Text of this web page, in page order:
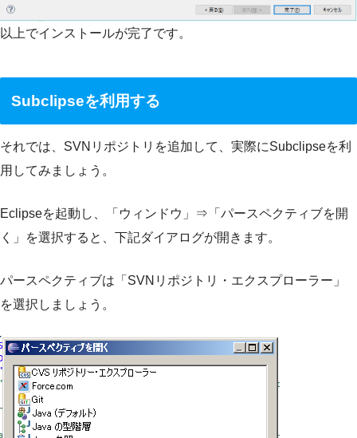
以上でインストールが完了です。
Subclipseを利用する
それでは、SVNリポジトリを追加して、実際にSubclipseを利
用してみましょう。
Eclipseを起動し、「ウィンドウ」⇒「パースペクティブを開
く」を選択すると、下記ダイアログが開きます。
パースペクティブは「SVNリポジトリ・エクスプローラー」
を選択しましょう。